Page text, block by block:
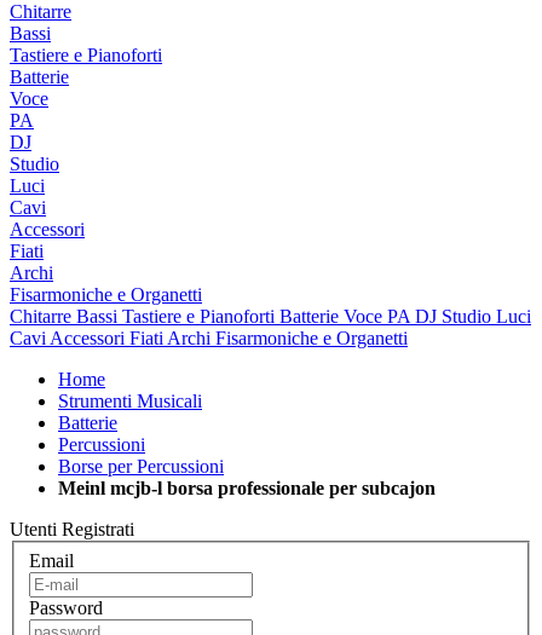
Chitarre
Bassi
Tastiere e Pianoforti
Batterie
Voce
PA
DJ
Studio
Luci
Cavi
Accessori
Fiati
Archi
Fisarmoniche e Organetti
Chitarre Bassi Tastiere e Pianoforti Batterie Voce PA DJ Studio Luci
Cavi Accessori Fiati Archi Fisarmoniche e Organetti
Home
Strumenti Musicali
Batterie
Percussioni
Borse per Percussioni
Meinl mcjb-l borsa professionale per subcajon
Utenti Registrati
Email
Password